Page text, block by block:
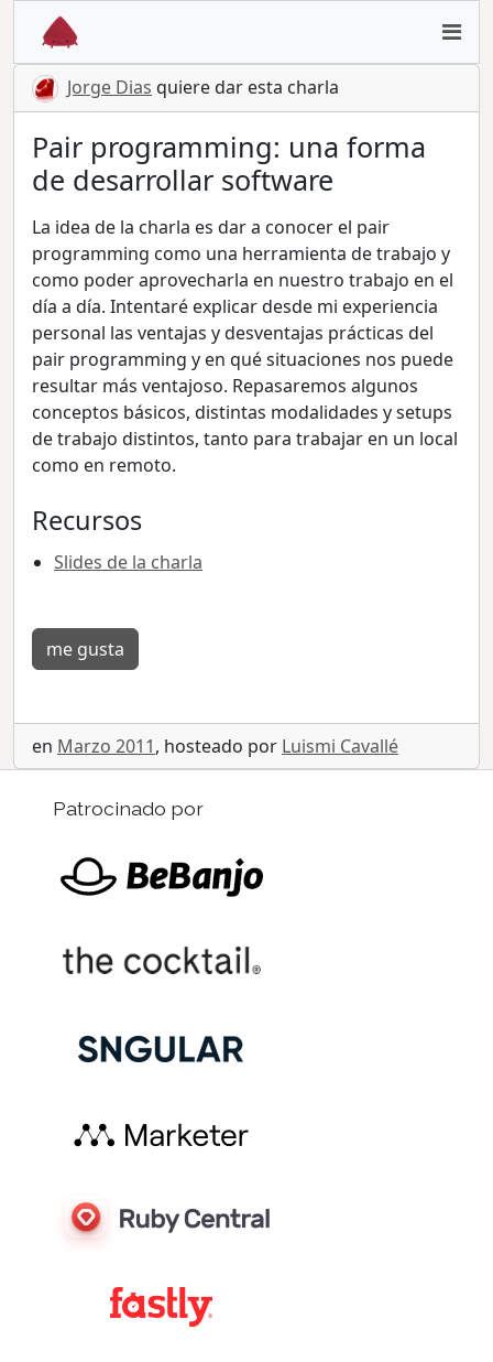
Jorge Dias quiere dar esta charla
Pair programming: una forma
de desarrollar software
La idea de la charla es dar a conocer el pair
programming como una herramienta de trabajo y
como poder aprovecharla en nuestro trabajo en el
día a día. Intentaré explicar desde mi experiencia
personal las ventajas y desventajas prácticas del
pair programming y en qué situaciones nos puede
resultar más ventajoso. Repasaremos algunos
conceptos básicos, distintas modalidades y setups
de trabajo distintos, tanto para trabajar en un local
como en remoto.
Recursos
Slides de la charla
me gusta
en Marzo 2011, hosteado por Luismi Cavallé
Patrocinado por